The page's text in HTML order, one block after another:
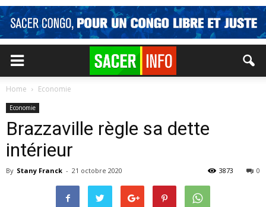
Home Economie
Economie
Brazzaville règle sa dette
intérieur
By Stany Franck - 21 octobre 2020 0
3873